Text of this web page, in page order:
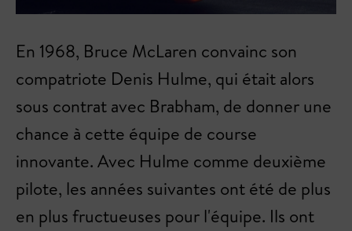
En 1968, Bruce McLaren convainc son
compatriote Denis Hulme, qui était alors
sous contrat avec Brabham, de donner une
chance à cette équipe de course
innovante. Avec Hulme comme deuxième
pilote, les années suivantes ont été de plus
en plus fructueuses pour l'équipe. Ils ont